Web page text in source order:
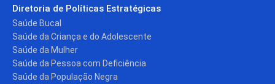
Diretoria de Políticas Estratégicas
Saúde Bucal
Saúde da Criança e do Adolescente
Saúde da Mulher
Saúde da Pessoa com Deficiência
Saúde da População Negra